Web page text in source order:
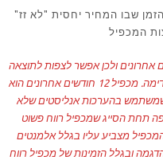
שבו המחיר יחסית "לא זז"
המכפיל
במכפיל רווח על 12 חודשים אחרונים ולכן אפשר לצפות לתוצאה
גבוהה בחברה צומחת שהרי השוק מסתכל קדימה. מכפיל 12 חודשים אחרונים הוא
שמשתמש בהערכות אנליסטים שלא
תחת הסייג שמכפיל רווח פשוט
מצביע עליו בגלל אלמנטים
ובגלל הזמינות של מכפיל רווח